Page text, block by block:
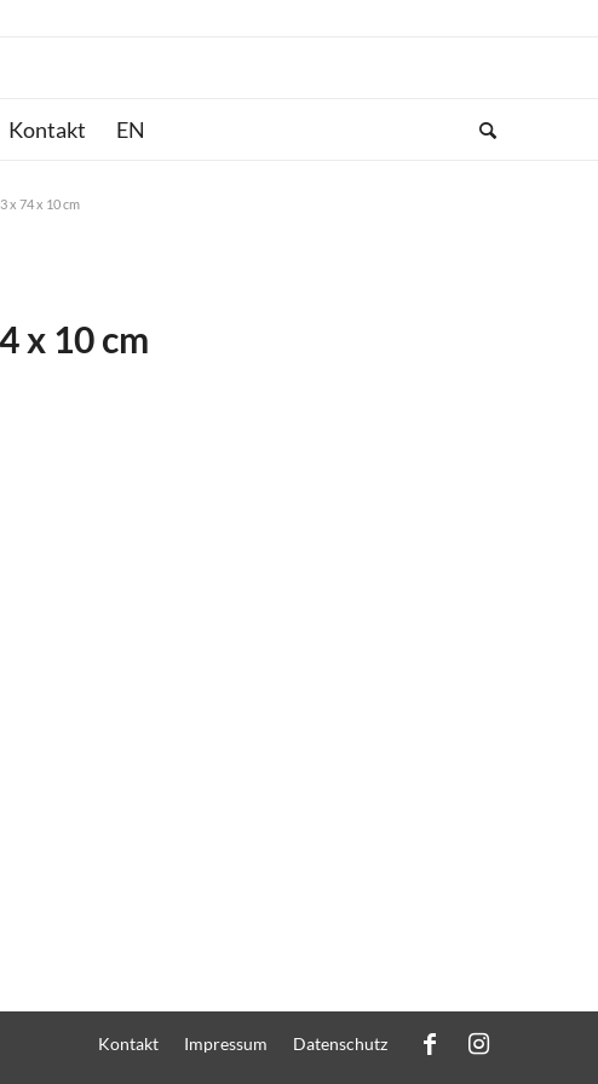
Kontakt
x 74 x 10 cm
x 10 cm
Kontakt Impressum Datenschutz